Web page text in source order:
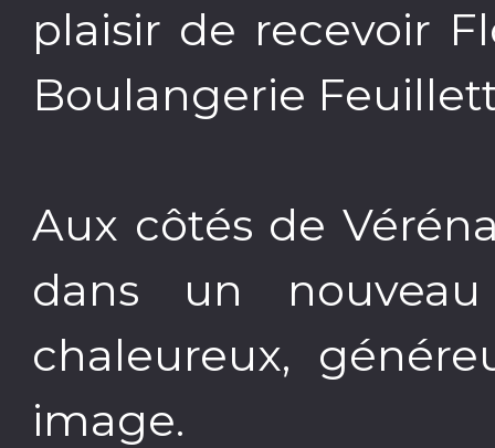
plaisir de recevoir
Boulangerie
Aux côtés de
dans un
chaleureux,
image.